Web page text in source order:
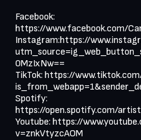
Facebook:
https://www.facebook.com/
Instagram:https://
0MzIxNw==
TikTok: https://
Spotify:
https://open.spotify.com/
Youtube: https://
v=znkVtyzcAOM